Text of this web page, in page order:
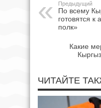
Предыдущий
По всему
готовятся
полк»
Какие
ЧИТАЙТЕ